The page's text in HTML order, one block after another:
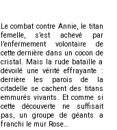
Le combat contre Annie, le titan
femelle, s’est achevé par
l’enfermement volontaire de
cette dernière dans un cocon de
cristal. Mais la rude bataille a
dévoilé une vérité effrayante :
derrière les parois de la
citadelle se cachent des titans
emmurés vivants. Et comme si
cette découverte ne suffisait
pas, un groupe de géants a
franchi le mur Rose…